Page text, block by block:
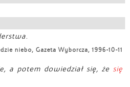
niebo, Gazeta Wyborcza, 1996-10-11
a potem dowiedział się, że się